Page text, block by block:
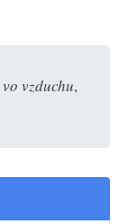
vo vzduchu,